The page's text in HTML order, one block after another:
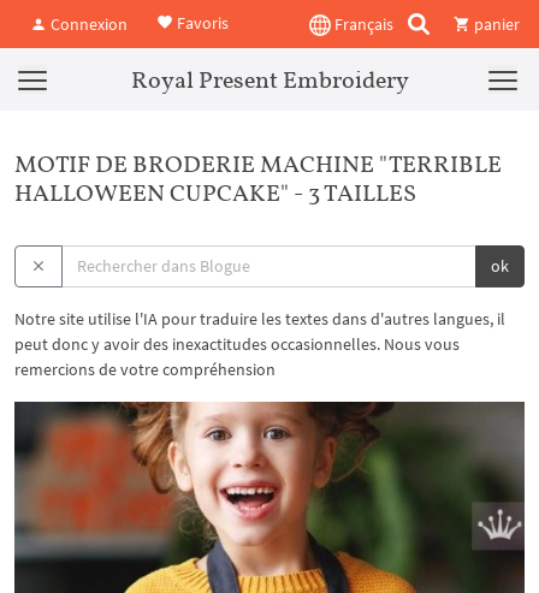
Connexion Favoris Français panier
Royal Present Embroidery
MOTIF DE BRODERIE MACHINE "TERRIBLE
HALLOWEEN CUPCAKE" - 3 TAILLES
ok
Notre site utilise l'IA pour traduire les textes dans d'autres langues, il
peut donc y avoir des inexactitudes occasionnelles. Nous vous
remercions de votre compréhension